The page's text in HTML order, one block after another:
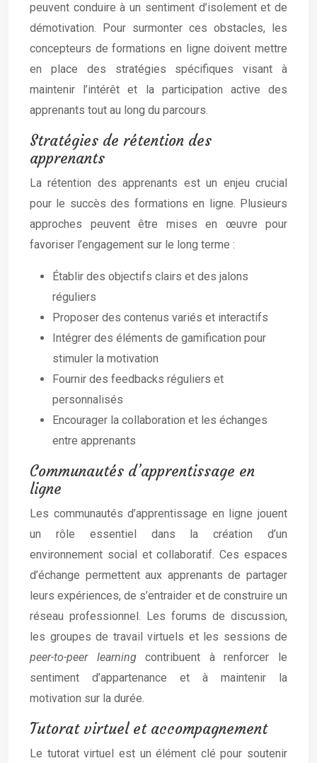
peuvent conduire à un sentiment d’isolement et de
démotivation. Pour surmonter ces obstacles, les
concepteurs de formations en ligne doivent mettre
en place des stratégies spécifiques visant à
maintenir l’intérêt et la participation active des
apprenants tout au long du parcours.
Stratégies de rétention des
apprenants
La rétention des apprenants est un enjeu crucial
pour le succès des formations en ligne. Plusieurs
approches peuvent être mises en œuvre pour
favoriser l’engagement sur le long terme :
Établir des objectifs clairs et des jalons
réguliers
Proposer des contenus variés et interactifs
Intégrer des éléments de gamification pour
stimuler la motivation
Fournir des feedbacks réguliers et
personnalisés
Encourager la collaboration et les échanges
entre apprenants
Communautés d’apprentissage en
ligne
Les communautés d’apprentissage en ligne jouent
un rôle essentiel dans la création d’un
environnement social et collaboratif. Ces espaces
d’échange permettent aux apprenants de partager
leurs expériences, de s’entraider et de construire un
réseau professionnel. Les forums de discussion,
les groupes de travail virtuels et les sessions de
peer-to-peer learningcontribuent à renforcer le
sentiment d’appartenance et à maintenir la
motivation sur la durée.
Tutorat virtuel et accompagnement
Le tutorat virtuel est un élément clé pour soutenir